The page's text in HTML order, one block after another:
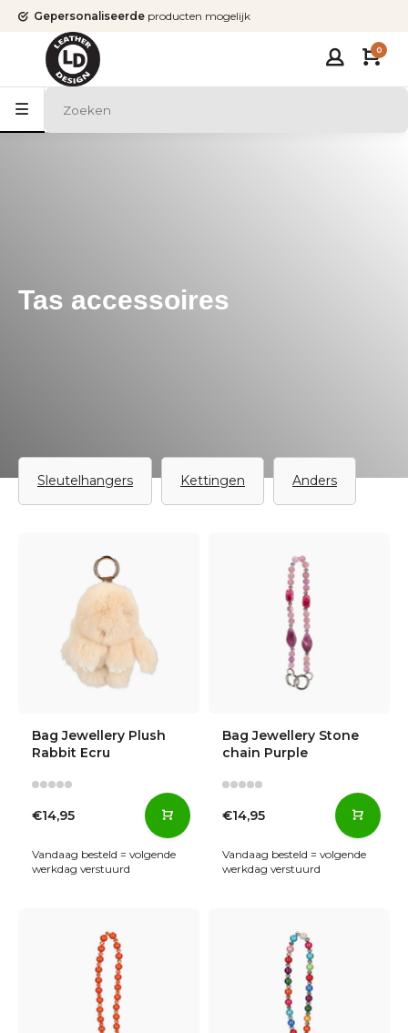
Gepersonaliseerde producten mogelijk
0
Tas accessoires
Sleutelhangers Kettingen Anders
Bag Jewellery Plush
Rabbit Ecru
€14,95
Vandaag besteld = volgende
werkdag verstuurd
Bag Jewellery Stone
chain Purple
€14,95
Vandaag besteld = volgende
werkdag verstuurd